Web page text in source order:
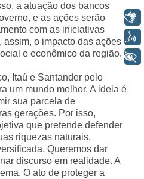
a atuação dos bancos
e as ações serão
com as iniciativas
o impacto das ações
e econômico da região.
Itaú e Santander pelo
um mundo melhor. A ideia é
sua parcela de
gerações. Por isso,
que pretende defender
riquezas naturais,
Queremos dar
discurso em realidade. A
O ato de proteger a
Libras
Voz
+ Acessibilidade